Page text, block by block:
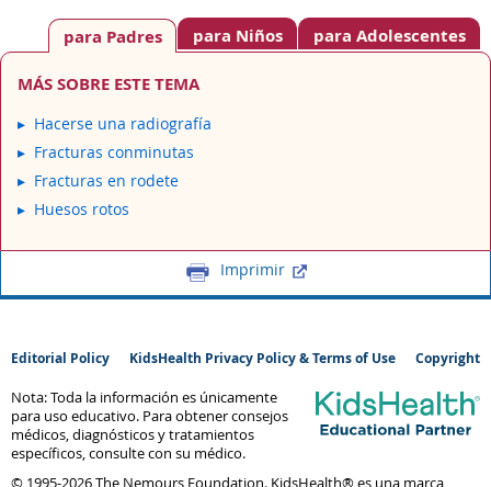
para Adolescentes
para Niños
para Padres
MÁS SOBRE ESTE TEMA
Hacerse una radiografía
Fracturas conminutas
Fracturas en rodete
Huesos rotos
Imprimir
Editorial Policy KidsHealth Privacy Policy & Terms of Use Copyright
Nota: Toda la información es únicamente
para uso educativo. Para obtener consejos
médicos, diagnósticos y tratamientos
específicos, consulte con su médico.
© 1995-2026 The Nemours Foundation. KidsHealth® es una marca